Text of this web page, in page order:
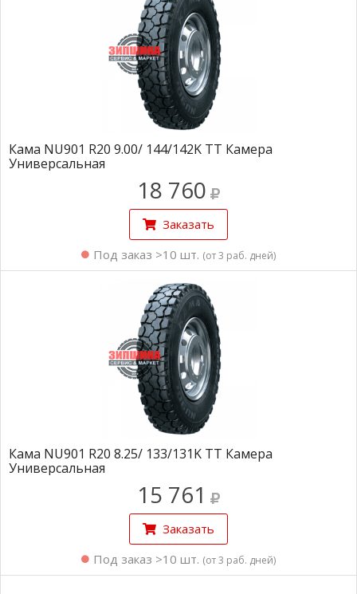
Кама NU901 R20 9.00/ 144/142K TT Камера
Универсальная
18 760
Заказать
Под заказ >10 шт. (от 3 раб. дней)
Кама NU901 R20 8.25/ 133/131K TT Камера
Универсальная
15 761
Заказать
Под заказ >10 шт. (от 3 раб. дней)